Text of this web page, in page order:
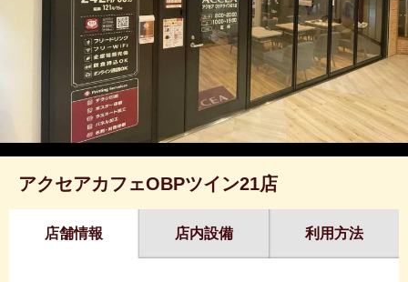
アクセアカフェOBPツイン21店
店舗情報 店内設備 利用方法